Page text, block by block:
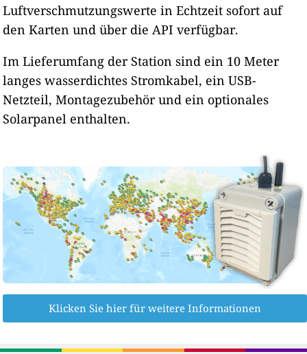
Luftverschmutzungswerte in Echtzeit sofort auf
den Karten und über die API verfügbar.
Im Lieferumfang der Station sind ein 10 Meter
langes wasserdichtes Stromkabel, ein USB-
Netzteil, Montagezubehör und ein optionales
Solarpanel enthalten.
Klicken Sie hier für weitere Informationen